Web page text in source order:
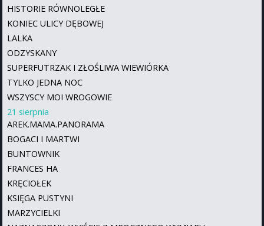
HISTORIE RÓWNOLEGŁE
KONIEC ULICY DĘBOWEJ
LALKA
ODZYSKANY
SUPERFUTRZAK I ZŁOŚLIWA WIEWIÓRKA
TYLKO JEDNA NOC
WSZYSCY MOI WROGOWIE
21 sierpnia
AREK.MAMA.PANORAMA
BOGACI I MARTWI
BUNTOWNIK
FRANCES HA
KRĘCIOŁEK
KSIĘGA PUSTYNI
MARZYCIELKI